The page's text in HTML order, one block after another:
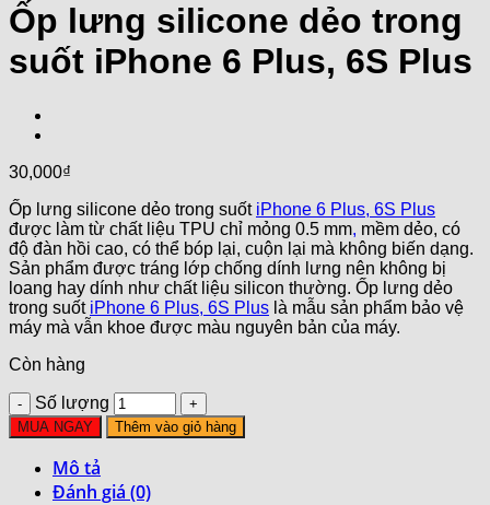
Ốp lưng silicone dẻo trong
suốt iPhone 6 Plus, 6S Plus
30,000₫
Ốp lưng silicone dẻo trong suốt iPhone 6 Plus, 6S Plus
được làm từ chất liệu TPU chỉ mỏng 0.5 mm, mềm dẻo, có
độ đàn hồi cao, có thể bóp lại, cuộn lại mà không biến dạng.
Sản phẩm được tráng lớp chống dính lưng nên không bị
loang hay dính như chất liệu silicon thường. Ốp lưng dẻo
trong suốt iPhone 6 Plus, 6S Plus là mẫu sản phẩm bảo vệ
máy mà vẫn khoe được màu nguyên bản của máy.
Còn hàng
Số lượng
MUA NGAY Thêm vào giỏ hàng
Mô tả
Đánh giá (0)